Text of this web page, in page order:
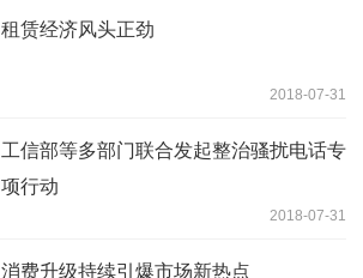
租赁经济风头正劲
2018-07-31
工信部等多部门联合发起整治骚扰电话专
项行动
2018-07-31
消费升级持续引爆市场新热点